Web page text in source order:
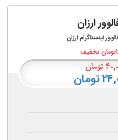
اینستاگرام ارزان
تومان تخفیف
تومان